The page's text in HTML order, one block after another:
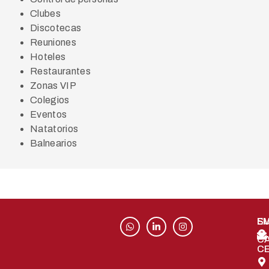
Clubes
Discotecas
Reuniones
Hoteles
Restaurantes
Zonas VIP
Colegios
Eventos
Natatorios
Balnearios